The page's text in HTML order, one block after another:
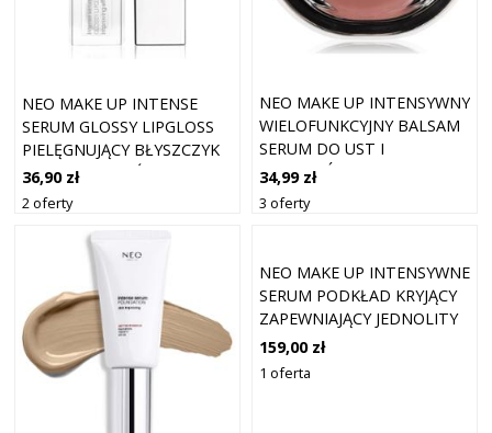
NEO MAKE UP INTENSE
SERUM GLOSSY LIPGLOSS
PIELĘGNUJĄCY BŁYSZCZYK
DO UST ODCIEŃ 01
TRANSPARENT 5 ML
36,90 zł
2 oferty
NEO MAKE UP INTENSYWNY
WIELOFUNKCYJNY BALSAM
SERUM DO UST I
POLICZKÓW KOLOR 02 5 G
34,99 zł
3 oferty
NEO MAKE UP INTENSYWNE
SERUM PODKŁAD KRYJĄCY
ZAPEWNIAJĄCY JEDNOLITY
WYGLĄD NATURALE SPF 30
KOLOR 00 ALABASTER 30
159,00 zł
1 oferta